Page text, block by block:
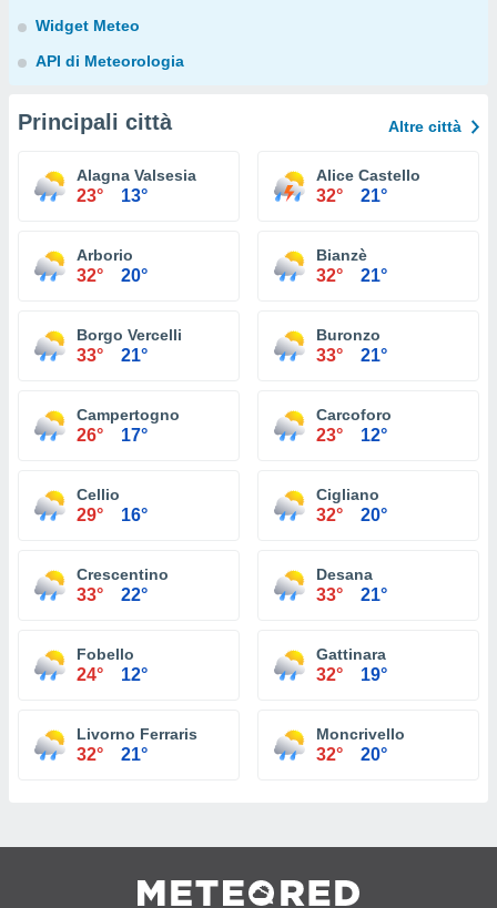
Widget Meteo
API di Meteorologia
Principali città Altre città
Alagna Valsesia
23° 13°
Alice Castello
32° 21°
Arborio
32° 20°
Bianzè
32° 21°
Borgo Vercelli
33° 21°
Buronzo
33° 21°
Campertogno
26° 17°
Carcoforo
23° 12°
Cellio
29° 16°
Cigliano
32° 20°
Crescentino
33° 22°
Desana
33° 21°
Fobello
24° 12°
Gattinara
32° 19°
Livorno Ferraris
32° 21°
Moncrivello
32° 20°